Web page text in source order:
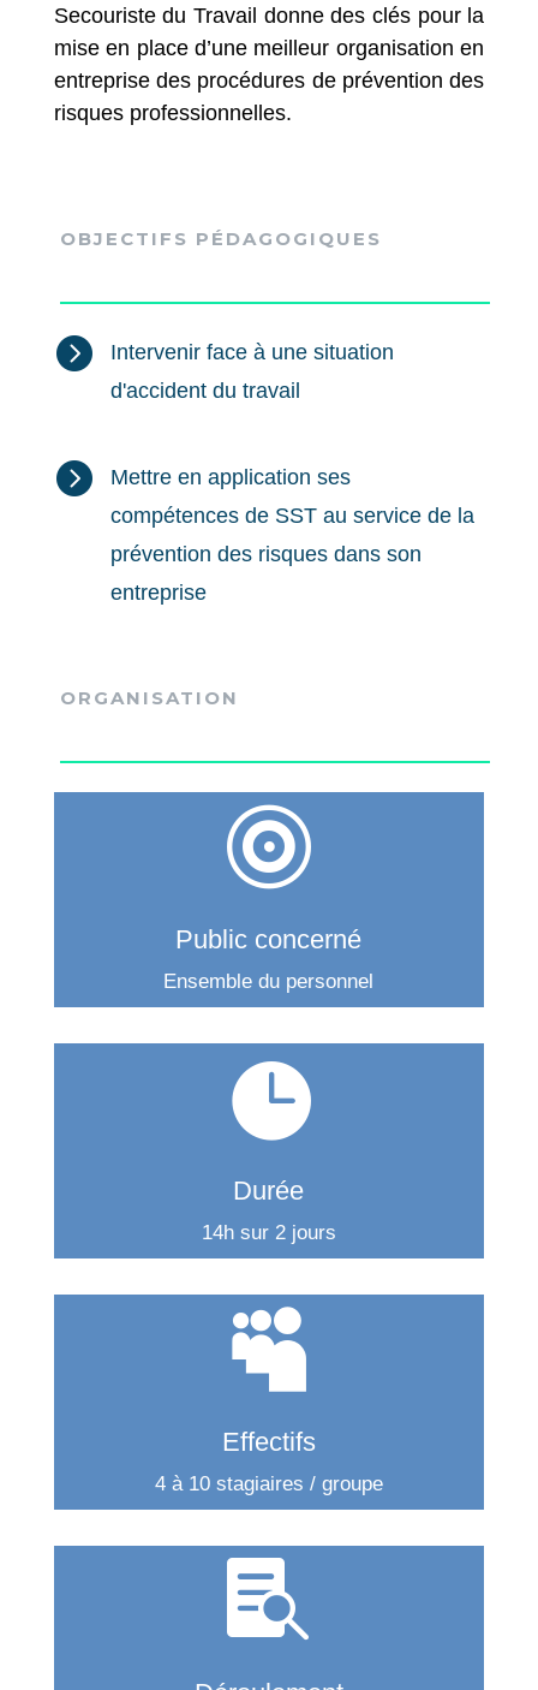
Secouriste du Travail donne des clés pour la
mise en place d’une meilleur organisation en
entreprise des procédures de prévention des
risques professionnelles.
OBJECTIFS PÉDAGOGIQUES

Intervenir face à une situation
d'accident du travail

Mettre en application ses
compétences de SST au service de la
prévention des risques dans son
entreprise
ORGANISATION

Public concerné
Ensemble du personnel

Durée
14h sur 2 jours

Effectifs
4 à 10 stagiaires / groupe
